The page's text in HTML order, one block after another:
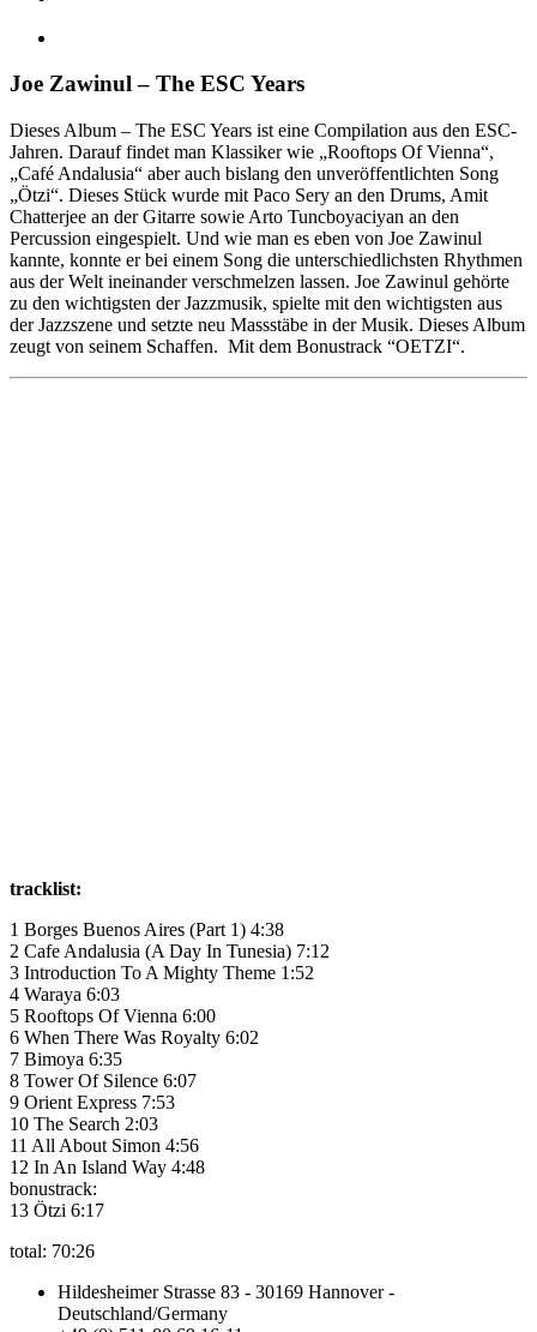
Joe Zawinul – The ESC Years
Dieses Album – The ESC Years ist eine Compilation aus den ESC-
Jahren. Darauf findet man Klassiker wie „Rooftops Of Vienna“,
„Café Andalusia“ aber auch bislang den unveröffentlichten Song
„Ötzi“. Dieses Stück wurde mit Paco Sery an den Drums, Amit
Chatterjee an der Gitarre sowie Arto Tuncboyaciyan an den
Percussion eingespielt. Und wie man es eben von Joe Zawinul
kannte, konnte er bei einem Song die unterschiedlichsten Rhythmen
aus der Welt ineinander verschmelzen lassen. Joe Zawinul gehörte
zu den wichtigsten der Jazzmusik, spielte mit den wichtigsten aus
der Jazzszene und setzte neu Massstäbe in der Musik. Dieses Album
zeugt von seinem Schaffen. Mit dem Bonustrack “OETZI“.
tracklist:
1 Borges Buenos Aires (Part 1) 4:38
2 Cafe Andalusia (A Day In Tunesia) 7:12
3 Introduction To A Mighty Theme 1:52
4 Waraya 6:03
5 Rooftops Of Vienna 6:00
6 When There Was Royalty 6:02
7 Bimoya 6:35
8 Tower Of Silence 6:07
9 Orient Express 7:53
10 The Search 2:03
11 All About Simon 4:56
12 In An Island Way 4:48
bonustrack:
13 Ötzi 6:17
total: 70:26
Hildesheimer Strasse 83 - 30169 Hannover -
Deutschland/Germany